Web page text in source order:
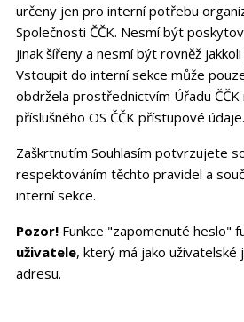
určeny jen pro interní potřebu
Společnosti ČČK. Nesmí být
jinak šířeny a nesmí být rovněž
Vstoupit do interní sekce může
obdržela prostřednictvím Úřadu ČČK
příslušného OS ČČK přístupové údaje.
Zaškrtnutím Souhlasím potvrzujete
respektováním těchto pravidel a
interní sekce.
Pozor!Funkce "zapomenuté heslo"
uživatele, který má jako uživatelské
adresu.